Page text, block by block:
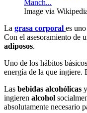
Image via
La grasa corporal es
Con el asesoramiento de
adiposos.
Uno de los hábitos
energía de la que ingiere.
Las bebidas alcohólicas
ingieren alcohol
absolutamente necesario